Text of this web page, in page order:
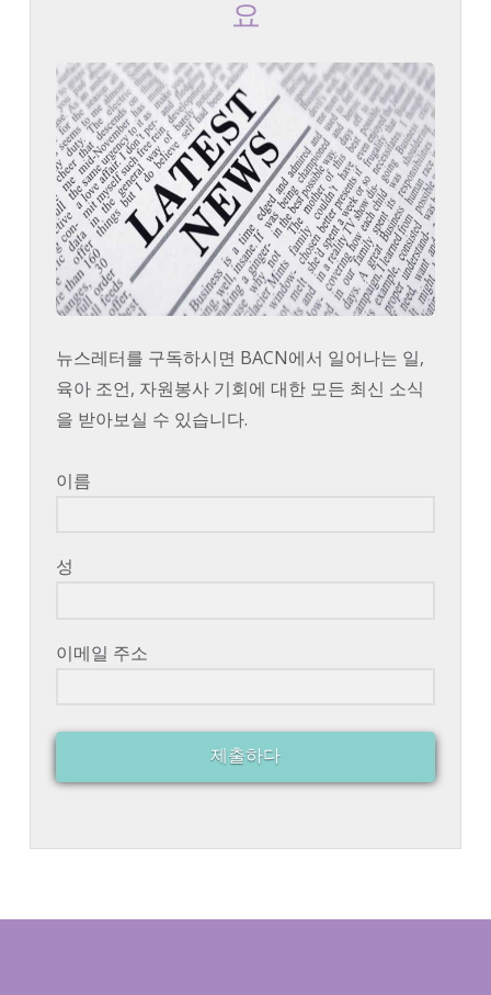
요
뉴스레터를 구독하시면 BACN에서 일어나는 일,
육아 조언, 자원봉사 기회에 대한 모든 최신 소식
을 받아보실 수 있습니다.
이름
성
이메일 주소
제출하다